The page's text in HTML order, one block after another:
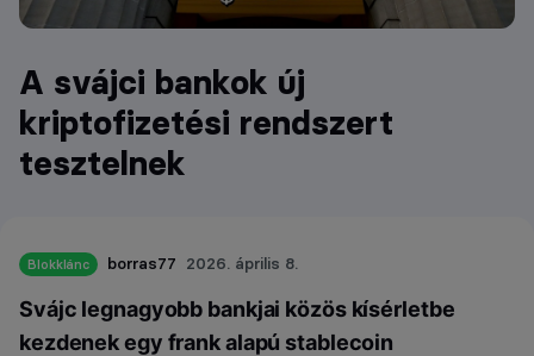
A svájci bankok új
kriptofizetési rendszert
tesztelnek
Blokklánc borras77 2026. április 8.
Svájc legnagyobb bankjai közös kísérletbe
kezdenek egy frank alapú stablecoin